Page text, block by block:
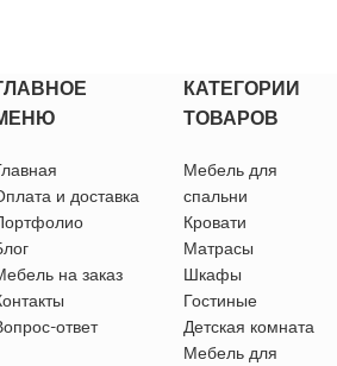
и доставка
на заказ
ответ
КАТЕГОРИИ
ТОВАРОВ
Мебель для
спальни
Кровати
Матрасы
Шкафы
Гостиные
Детская комната
Мебель для